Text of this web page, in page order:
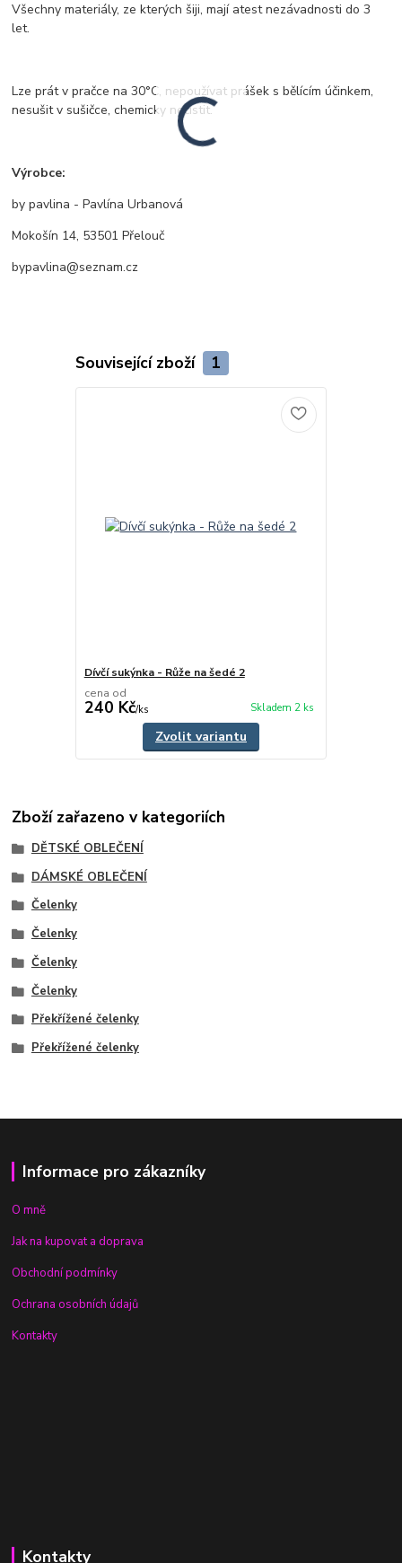
Všechny materiály, ze kterých šiji, mají atest nezávadnosti do 3
let.
Lze prát v pračce na 30°C, nepoužívat prášek s bělícím účinkem,
nesušit v sušičce, chemicky nečistit.
Výrobce:
by pavlina - Pavlína Urbanová
Mokošín 14, 53501 Přelouč
bypavlina@seznam.cz
Související zboží 1
Dívčí sukýnka - Růže na šedé 2
cena od
240 Kč/ks Skladem 2 ks
Zvolit variantu
Zboží zařazeno v kategoriích
DĚTSKÉ OBLEČENÍ
DÁMSKÉ OBLEČENÍ
Čelenky
Čelenky
Čelenky
Čelenky
Překřížené čelenky
Překřížené čelenky
Informace pro zákazníky
O mně
Jak na kupovat a doprava
Obchodní podmínky
Ochrana osobních údajů
Kontakty
Kontakty